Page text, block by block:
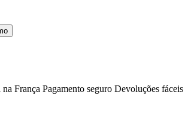
França Pagamento seguro Devoluções fáceis